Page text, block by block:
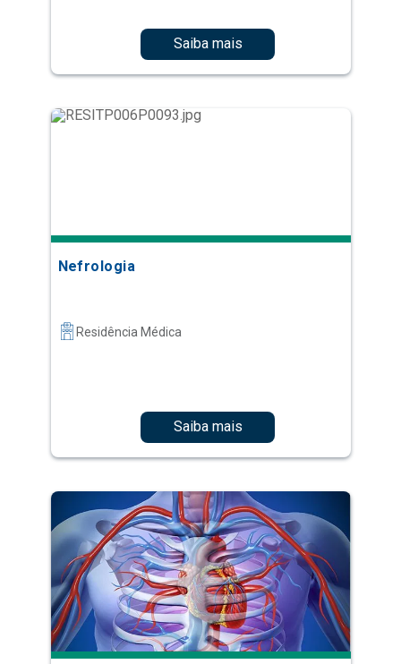
Saiba mais
Nefrologia
Residência Médica
Saiba mais